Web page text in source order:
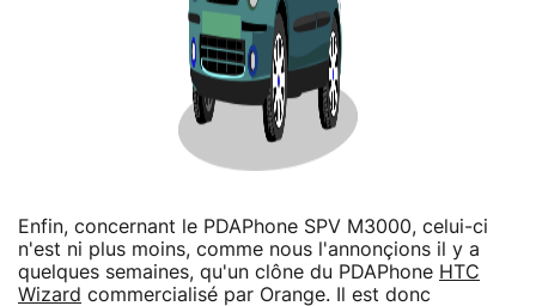
Enfin, concernant le PDAPhone SPV M3000, celui-ci
n'est ni plus moins, comme nous l'annonçions il y a
quelques semaines, qu'un clône du PDAPhone HTC
Wizard commercialisé par Orange. Il est donc